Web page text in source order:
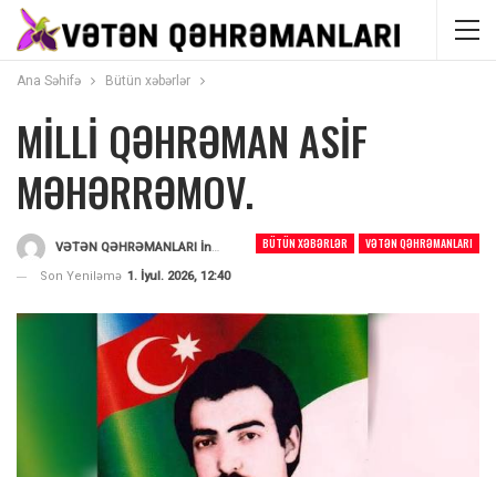
Ana Səhifə Bütün xəbərlər
MİLLİ QƏHRƏMAN ASİF
MƏHƏRRƏMOV.
BÜTÜN XƏBƏRLƏR VƏTƏN QƏHRƏMANLARI
VƏTƏN QƏHRƏMANLARI İnformasiya Portalı
Tərəfindən
Son Yeniləmə 1. İyul. 2026, 12:40